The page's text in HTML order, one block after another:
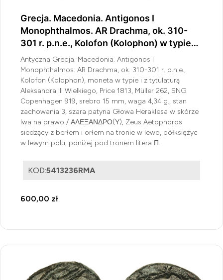
Grecja. Macedonia. Antigonos I
Monophthalmos. AR Drachma, ok. 310-
301 r. p.n.e., Kolofon (Kolophon) w typie
Aleksandra III Wielkiego
Antyczna Grecja. Macedonia. Antigonos I
Monophthalmos. AR Drachma, ok. 310-301 r. p.n.e.,
Kolofon (Kolophon), moneta w typie i z tytulaturą
Aleksandra III Wielkiego, Price 1813, Müller 262, SNG
Copenhagen 919, srebro 15 mm, waga 4,34 g., stan
zachowania 3, szara patyna Głowa Heraklesa w skórze
lwa na prawo / ΑΛΕΞΑΝΔΡΟ(Υ), Zeus Aetophoros
siedzący z berłem i orłem na tronie w lewo, półksiężyc
w lewym polu, poniżej pod tronem litera Π.
KOD:5413236RMA
600,00 zł